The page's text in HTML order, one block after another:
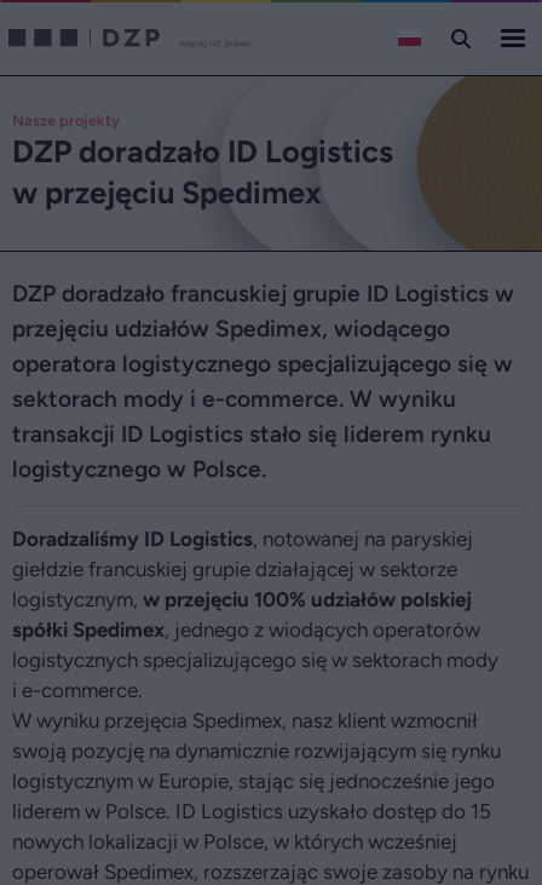
Nasze projekty
DZP doradzało ID Logistics
w przejęciu Spedimex
DZP doradzało francuskiej grupie ID Logistics w
przejęciu udziałów Spedimex, wiodącego
operatora logistycznego specjalizującego się w
sektorach mody i e-commerce. W wyniku
transakcji ID Logistics stało się liderem rynku
logistycznego w Polsce.
Doradzaliśmy ID Logistics, notowanej na paryskiej
giełdzie francuskiej grupie działającej w sektorze
logistycznym, w przejęciu 100% udziałów polskiej
spółki Spedimex, jednego z wiodących operatorów
logistycznych specjalizującego się w sektorach mody
i e-commerce.
W wyniku przejęcia Spedimex, nasz klient wzmocnił
swoją pozycję na dynamicznie rozwijającym się rynku
logistycznym w Europie, stając się jednocześnie jego
liderem w Polsce. ID Logistics uzyskało dostęp do 15
nowych lokalizacji w Polsce, w których wcześniej
operował Spedimex, rozszerzając swoje zasoby na rynku